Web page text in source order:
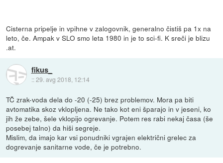
Cisterna pripelje in vpihne v zalogovnik, generalno čistiš pa 1x na
leto, če. Ampak v SLO smo leta 1980 in je to sci-fi. K sreči je blizu
.at.
fikus_
::29. avg 2018, 12:14
TČ zrak-voda dela do -20 (-25) brez problemov. Mora pa biti
avtomatika skoz vklopljena. Ne tako kot eni šparajo in v jeseni, ko
jih že zebe, šele vklopijo ogrevanje. Potem res rabi nekaj časa (še
posebej talno) da hiši segreje.
Mislim, da imajo kar vsi ponudniki vgrajen električni grelec za
dogrevanje sanitarne vode, če je potrebno.